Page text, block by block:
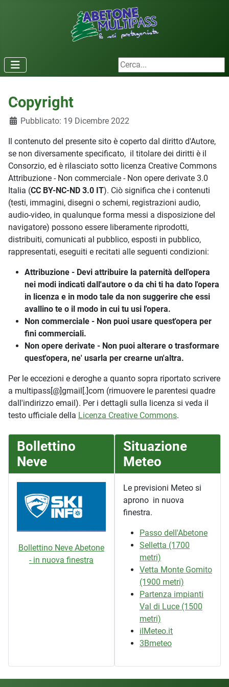
Cerca...
Bollettino
Neve
Bollettino Neve Abetone
- in nuova finestra
Situazione
Meteo
Le previsioni Meteo si
aprono in nuova
finestra.
Passo dell'Abetone
Selletta (1700
metri)
Vetta Monte Gomito
(1900 metri)
Partenza impianti
Val di Luce (1500
metri)
ilMeteo.it
3Bmeteo
.
Copyright
Dettagli
Pubblicato: 19 Dicembre 2022
Il contenuto del presente sito è coperto dal diritto d'Autore,
se non diversamente specificato, il titolare dei diritti è il
Consorzio, ed è rilasciato sotto licenza Creative Commons
Attribuzione - Non commerciale - Non opere derivate 3.0
Italia (CC BY-NC-ND 3.0 IT). Ciò significa che i contenuti
(testi, immagini, disegni o schemi, registrazioni audio,
audio-video, in qualunque forma messi a disposizione del
navigatore) possono essere liberamente riprodotti,
distribuiti, comunicati al pubblico, esposti in pubblico,
rappresentati, eseguiti e recitati alle seguenti condizioni:
Attribuzione - Devi attribuire la paternità dell'opera
nei modi indicati dall'autore o da chi ti ha dato l'opera
in licenza e in modo tale da non suggerire che essi
avallino te o il modo in cui tu usi l'opera.
Non commerciale - Non puoi usare quest'opera per
fini commerciali.
Non opere derivate - Non puoi alterare o trasformare
quest'opera, ne' usarla per crearne un'altra.
Per le eccezioni e deroghe a quanto sopra riportato scrivere
a multipass[@]gmail[.]com (rimuovere le parentesi quadre
dall'indirizzo email). Per i dettagli sulla licenza si veda il
testo ufficiale della Licenza Creative Commons.